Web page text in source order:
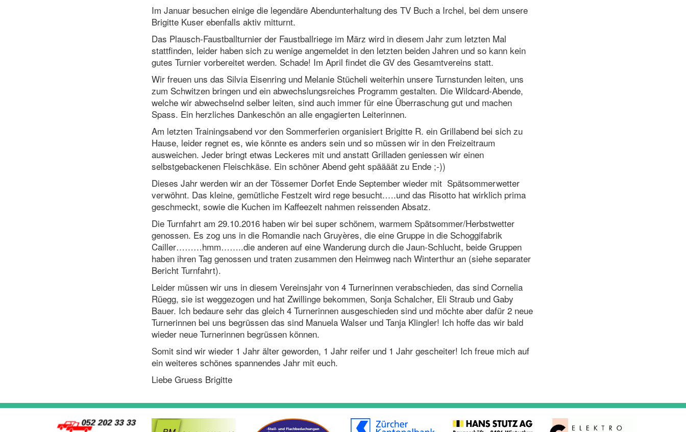
Im Januar besuchen einige die legendäre Abendunterhaltung des TV Buch a Irchel, bei dem unsere
Brigitte Kuser ebenfalls aktiv mitturnt.
Das Plausch-Faustballturnier der Faustballriege im März wird in diesem Jahr zum letzten Mal
stattfinden, leider haben sich zu wenige angemeldet in den letzten beiden Jahren und so kann kein
gutes Turnier vorbereitet werden. Schade! Im April findet die GV des Gesamtvereins statt.
Wir freuen uns das Silvia Eisenring und Melanie Stücheli weiterhin unsere Turnstunden leiten, uns
zum Schwitzen bringen und ein abwechslungsreiches Programm gestalten. Die Wildcard-Abende,
welche wir abwechselnd selber leiten, sind auch immer für eine Überraschung gut und machen
Spass. Ein herzliches Dankeschön an alle engagierten Leiterinnen.
Am letzten Trainingsabend vor den Sommerferien organisiert Brigitte R. ein Grillabend bei sich zu
Hause, leider regnet es, wie könnte es anders sein und so müssen wir in den Freizeitraum
ausweichen. Jeder bringt etwas Leckeres mit und anstatt Grilladen geniessen wir einen
selbstgebackenen Fleischkäse. Ein schöner Abend geht späääät zu Ende ;-))
Dieses Jahr werden wir an der Tössemer Dorfet Ende September wieder mit Spätsommerwetter
verwöhnt. Das kleine, gemütliche Festzelt wird rege besucht.….und das Risotto hat wirklich prima
geschmeckt, sowie die Kuchen im Kaffeezelt nahmen reissenden Absatz.
Die Turnfahrt am 29.10.2016 haben wir bei super schönem, warmem Spätsommer/Herbstwetter
genossen. Es zog uns in die Romandie nach Gruyères, die eine Gruppe in die Schoggifabrik
Cailler………hmm……..die anderen auf eine Wanderung durch die Jaun-Schlucht, beide Gruppen
haben ihren Tag genossen und traten zusammen den Heimweg nach Winterthur an (siehe separater
Bericht Turnfahrt).
Leider müssen wir uns in diesem Vereinsjahr von 4 Turnerinnen verabschieden, das sind Cornelia
Rüegg, sie ist weggezogen und hat Zwillinge bekommen, Sonja Schalcher, Eli Straub und Gaby
Bauer. Ich bedaure sehr das gleich 4 Turnerinnen ausgeschieden sind und möchte aber dafür 2 neue
Turnerinnen bei uns begrüssen das sind Manuela Walser und Tanja Klingler! Ich hoffe das wir bald
wieder neue Turnerinnen begrüssen können.
Somit sind wir wieder 1 Jahr älter geworden, 1 Jahr reifer und 1 Jahr gescheiter! Ich freue mich auf
ein weiteres schönes spannendes Jahr mit euch.
Liebe Gruess Brigitte